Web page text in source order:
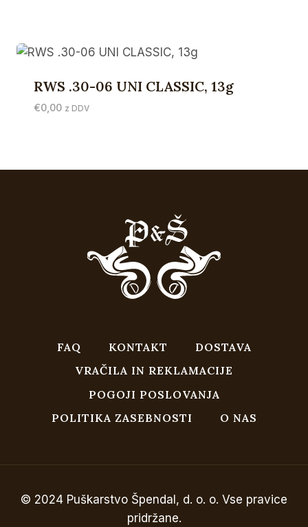
RWS .30-06 UNI CLASSIC, 13g
€0,00 z DDV
FAQ KONTAKT
DOSTAVA
VRAČILA IN REKLAMACIJE
POGOJI POSLOVANJA
POLITIKA ZASEBNOSTI
O NAS
© 2024 Puškarstvo Špendal, d. o. o. Vse pravice
pridržane.